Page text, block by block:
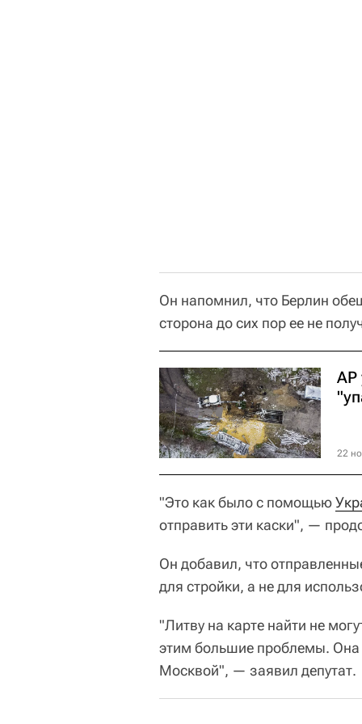
Он напомнил, что Берлин
сторона до сих пор ее не
22
"Это как было с помощью
отправить эти каски", —
Он добавил, что
для стройки, а не для
"Литву на карте найти не
этим большие проблемы. Она
Москвой", — заявил депутат.